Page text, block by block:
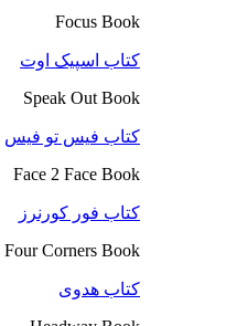
Focus Book
کتاب اسپیک اوت
Speak Out Book
کتاب فیس تو فیس
Face 2 Face Book
کتاب فور کورنرز
Four Corners Book
کتاب هدوی